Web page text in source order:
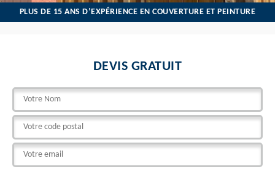
PLUS DE 15 ANS D’EXPÉRIENCE EN COUVERTURE ET PEINTURE
DEVIS GRATUIT